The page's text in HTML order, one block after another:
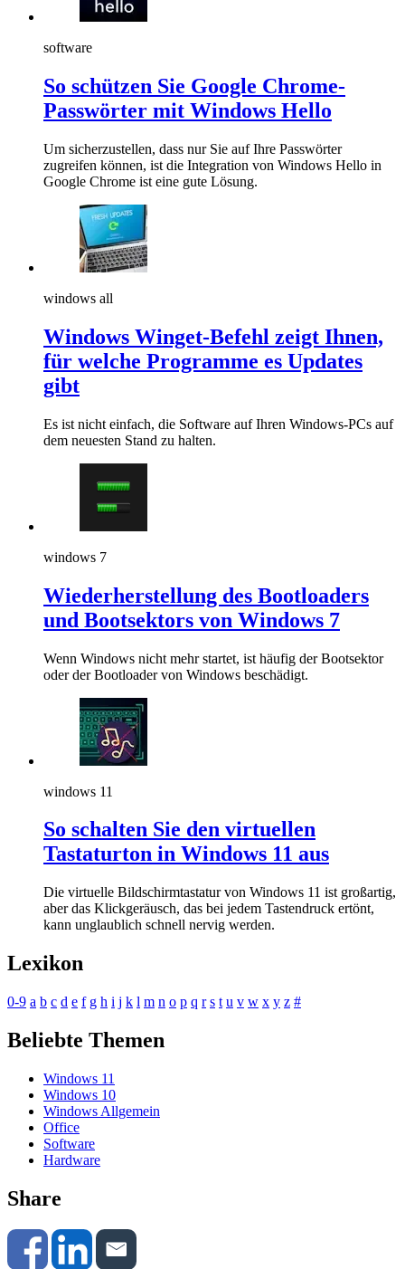
software
So schützen Sie Google Chrome-
Passwörter mit Windows Hello
Um sicherzustellen, dass nur Sie auf Ihre Passwörter
zugreifen können, ist die Integration von Windows Hello in
Google Chrome ist eine gute Lösung.
windows all
Windows Winget-Befehl zeigt Ihnen,
für welche Programme es Updates
gibt
Es ist nicht einfach, die Software auf Ihren Windows-PCs auf
dem neuesten Stand zu halten.
windows 7
Wiederherstellung des Bootloaders
und Bootsektors von Windows 7
Wenn Windows nicht mehr startet, ist häufig der Bootsektor
oder der Bootloader von Windows beschädigt.
windows 11
So schalten Sie den virtuellen
Tastaturton in Windows 11 aus
Die virtuelle Bildschirmtastatur von Windows 11 ist großartig,
aber das Klickgeräusch, das bei jedem Tastendruck ertönt,
kann unglaublich schnell nervig werden.
Lexikon
0-9 a b c d e f g h i j k l m n o p q r s t u v w x y z #
Beliebte Themen
Windows 11
Windows 10
Windows Allgemein
Office
Software
Hardware
Share